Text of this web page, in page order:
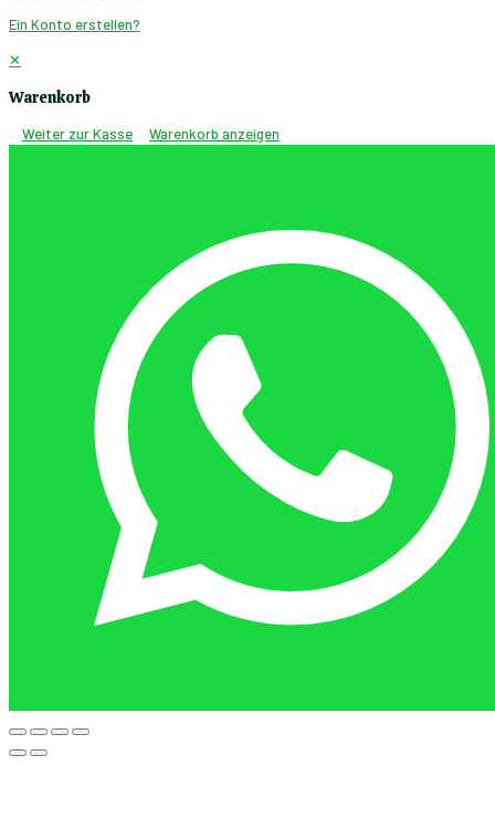
Ein Konto erstellen?
✕
Warenkorb
Weiter zur Kasse Warenkorb anzeigen